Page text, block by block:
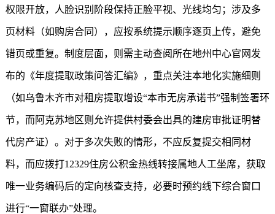
权限开放，人脸识别阶段保持正脸平视、光线均匀；涉及多
页材料（如购房合同），应按系统提示顺序逐页上传，避免
错页或重复。制度层面，则需主动查阅所在地州中心官网发
布的《年度提取政策问答汇编》，重点关注本地化实施细则
（如乌鲁木齐市对租房提取增设“本市无房承诺书”强制签署环
节，而阿克苏地区则允许提供村委会出具的建房审批证明替
代房产证）。对于多次失败的情形，不应反复提交相同材
料，而应拨打12329住房公积金热线转接属地人工坐席，获取
唯一业务编码后的定向核查支持，必要时预约线下综合窗口
进行“一窗联办”处理。